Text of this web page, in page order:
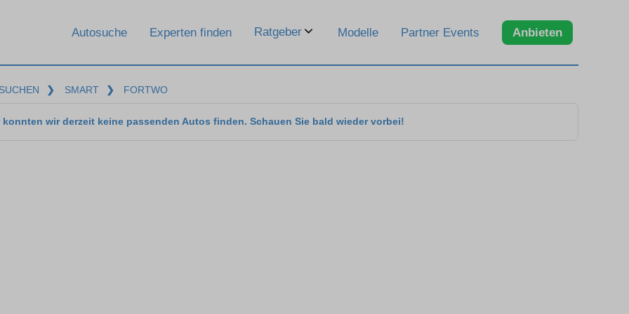
Autosuche Experten finden Ratgeber Modelle Partner Events Anbieten
❯ SMART ❯ FORTWO
konnten wir derzeit keine passenden Autos finden. Schauen Sie bald wieder vorbei!